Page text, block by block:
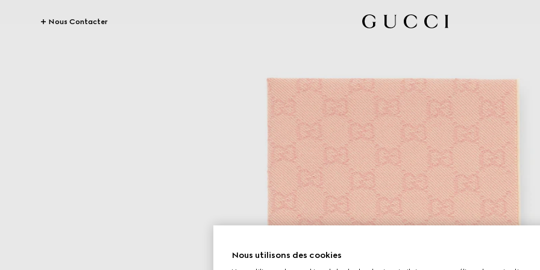
Nous Contacter
Nous utilisons des cookies